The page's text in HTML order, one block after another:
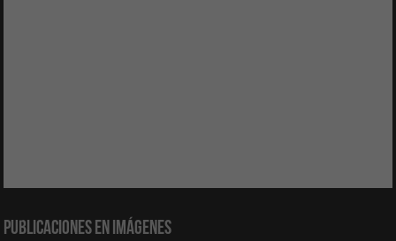
Publicaciones en Imágenes